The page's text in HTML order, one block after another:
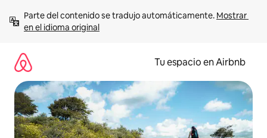
contenido
Parte del contenido se tradujo automáticamente. Mostrar
en el idioma original
Tu espacio en Airbnb